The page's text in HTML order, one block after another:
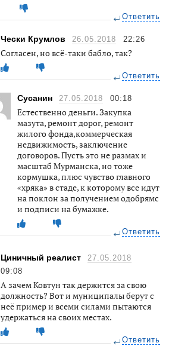
Ответить
Чески Крумлов 26.05.2018 22:26
Согласен, но всё-таки бабло, так?
Ответить
Сусанин 27.05.2018 00:18
Естественно деньги. Закупка
мазута, ремонт дорог, ремонт
жилого фонда,коммерческая
недвижимость, заключение
договоров. Пусть это не размах и
масштаб Мурманска, но тоже
кормушка, плюс чувство главного
«хряка» в стаде, к которому все идут
на поклон за получением одобрямс
и подписи на бумажке.
Ответить
Циничный реалист
27.05.2018
09:08
А зачем Ковтун так держится за свою
должность? Вот и муниципалы берут с
неё пример и всеми силами пытаются
удержаться на своих местах.
Ответить